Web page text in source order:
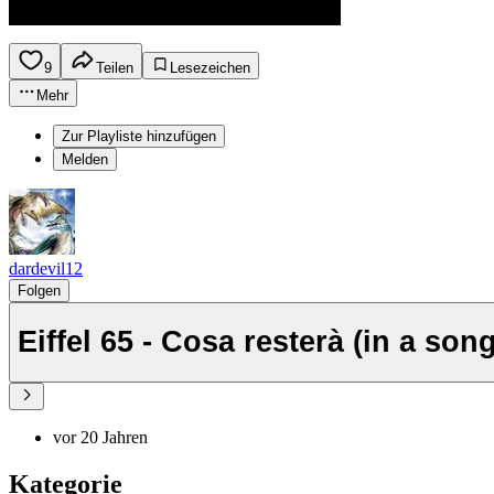
9 Teilen
Lesezeichen
Mehr
Zur Playliste hinzufügen
Melden
dardevil12
Folgen
Eiffel 65 - Cosa resterà (in a
vor 20 Jahren
Kategorie